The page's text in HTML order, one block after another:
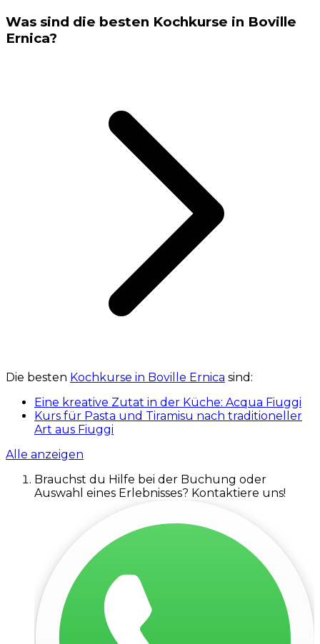
Was sind die besten Kochkurse in Boville
Ernica?
Die besten Kochkurse in Boville Ernica sind:
Eine kreative Zutat in der Küche: Acqua Fiuggi
Kurs für Pasta und Tiramisu nach traditioneller
Art aus Fiuggi
Alle anzeigen
Brauchst du Hilfe bei der Buchung oder
Auswahl eines Erlebnisses? Kontaktiere uns!